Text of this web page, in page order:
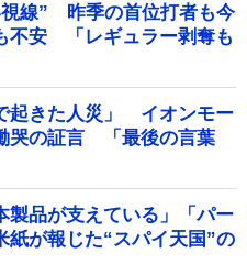
線” 昨季の首位打者も今
不安 「レギュラー剥奪も
起きた人災」 イオンモー
哭の証言 「最後の言葉
製品が支えている」「パー
紙が報じた“スパイ天国”の